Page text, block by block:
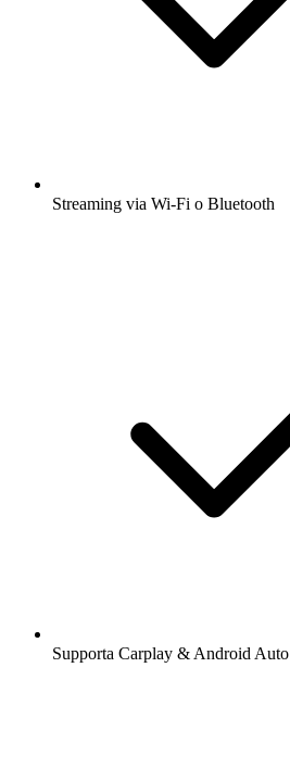
Streaming via Wi-Fi o Bluetooth
Supporta Carplay & Android Auto